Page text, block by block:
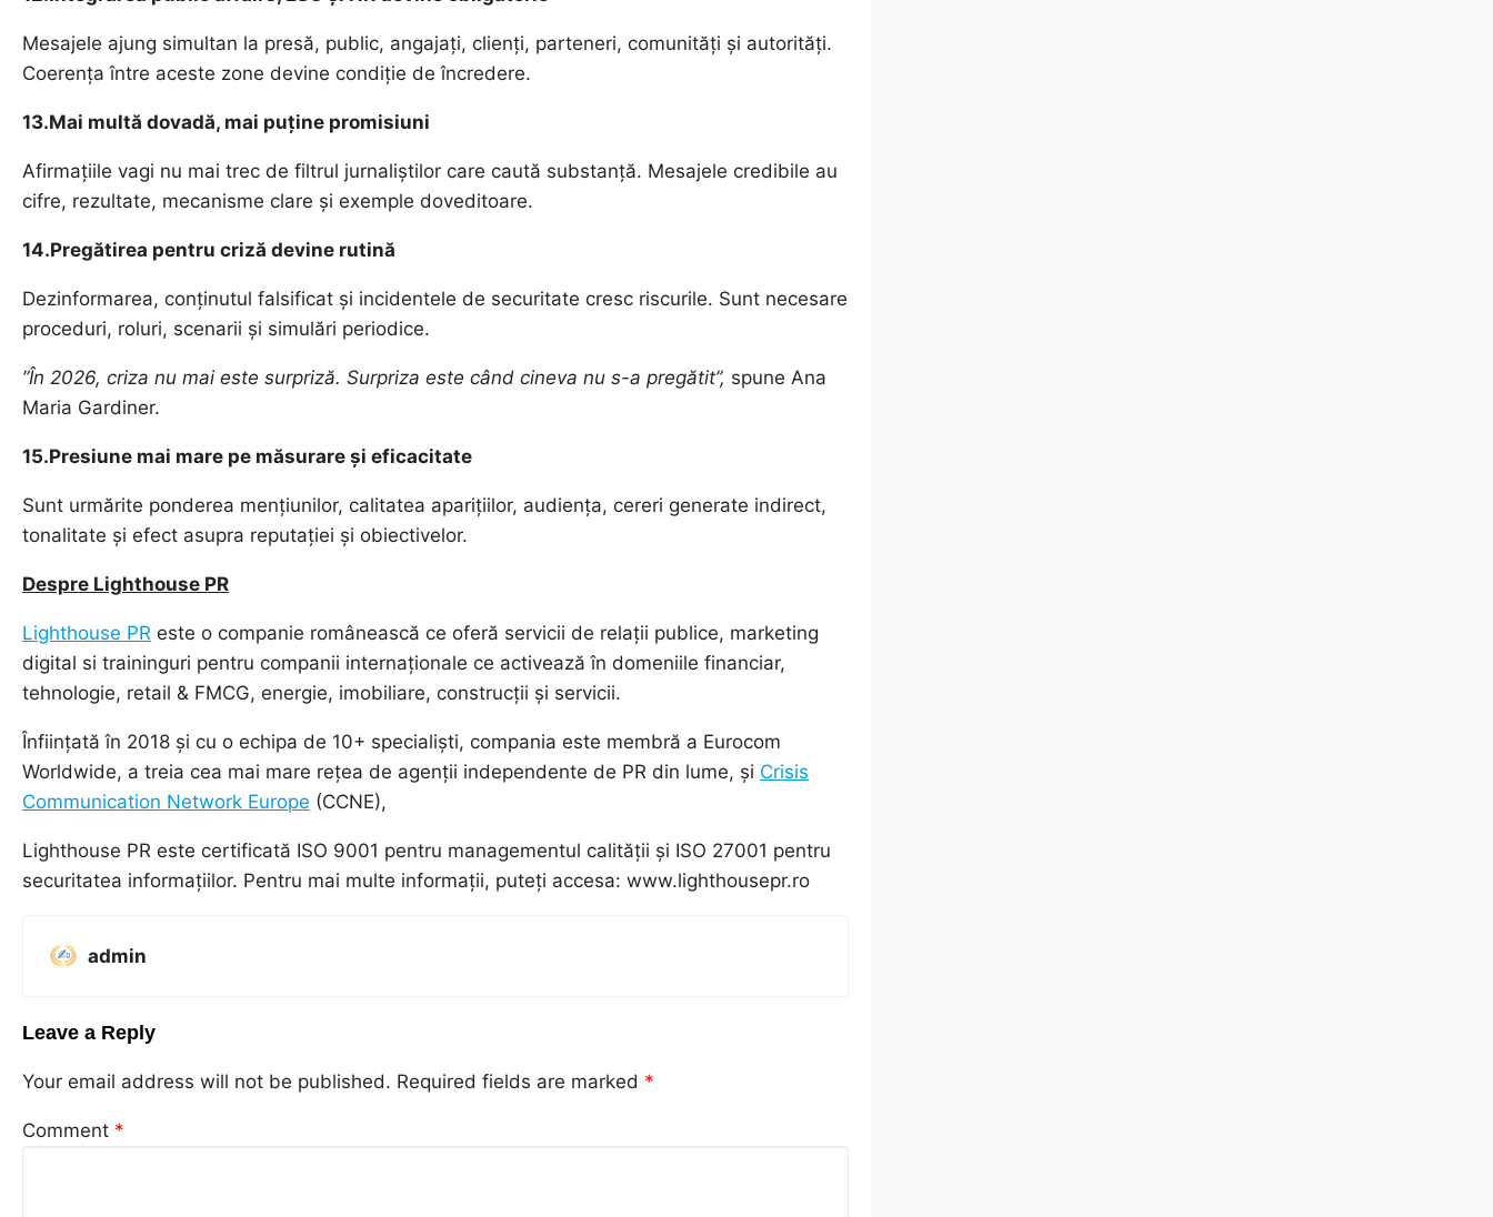
Mesajele ajung simultan la presă, public, angajați, clienți, parteneri, comunități și autorități.
Coerența între aceste zone devine condiție de încredere.
13.Mai multă dovadă, mai puține promisiuni
Afirmațiile vagi nu mai trec de filtrul jurnaliștilor care caută substanță. Mesajele credibile au
cifre, rezultate, mecanisme clare și exemple doveditoare.
14.Pregătirea pentru criză devine rutină
Dezinformarea, conținutul falsificat și incidentele de securitate cresc riscurile. Sunt necesare
proceduri, roluri, scenarii și simulări periodice.
”În 2026, criza nu mai este surpriză. Surpriza este când cineva nu s-a pregătit”, spune Ana
Maria Gardiner.
15.Presiune mai mare pe măsurare și eficacitate
Sunt urmărite ponderea mențiunilor, calitatea aparițiilor, audiența, cereri generate indirect,
tonalitate și efect asupra reputației și obiectivelor.
Despre Lighthouse PR
Lighthouse PR este o companie românească ce oferă servicii de relații publice, marketing
digital si traininguri pentru companii internaționale ce activează în domeniile financiar,
tehnologie, retail & FMCG, energie, imobiliare, construcții și servicii.
Înființată în 2018 și cu o echipa de 10+ specialiști, compania este membră a Eurocom
Worldwide, a treia cea mai mare rețea de agenții independente de PR din lume, și Crisis
Communication Network Europe (CCNE),
Lighthouse PR este certificată ISO 9001 pentru managementul calității și ISO 27001 pentru
securitatea informațiilor. Pentru mai multe informații, puteți accesa: www.lighthousepr.ro
admin
Leave a Reply
Your email address will not be published. Required fields are marked *
Comment *